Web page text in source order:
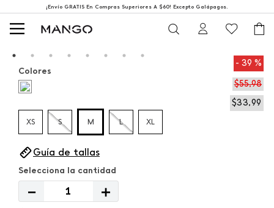
¡Envío GRATIS En Compras Superiores A $60! Excepto Galápagos.
39 %
$55,98
$33,99
Colores
XS S M L XL
Guía de tallas
＋
－